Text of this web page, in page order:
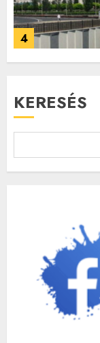
4
KERESÉS